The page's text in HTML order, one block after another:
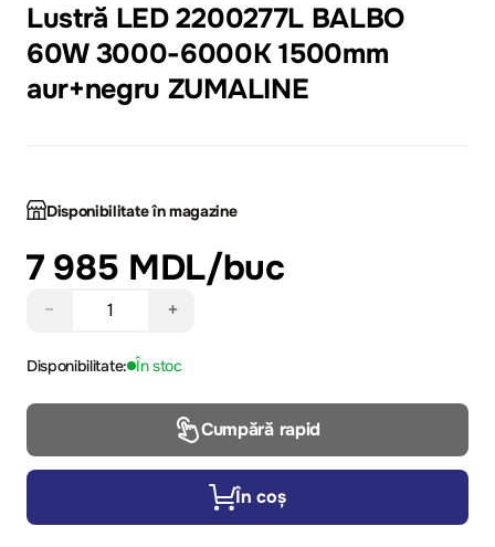
Lustră LED 2200277L BALBO
60W 3000-6000K 1500mm
aur+negru ZUMALINE
Disponibilitate în magazine
7 985 MDL/buc
− +
Disponibilitate: În stoc
Cumpără rapid
În coș